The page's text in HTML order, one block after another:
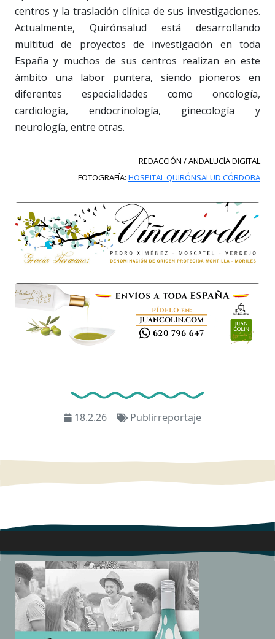
centros y la traslación clínica de sus investigaciones.
Actualmente, Quirónsalud está desarrollando
multitud de proyectos de investigación en toda
España y muchos de sus centros realizan en este
ámbito una labor puntera, siendo pioneros en
diferentes especialidades como oncología,
cardiología, endocrinología, ginecología y
neurología, entre otras.
REDACCIÓN / ANDALUCÍA DIGITAL
FOTOGRAFÍA: HOSPITAL QUIRÓNSALUD CÓRDOBA
18.2.26 Publirreportaje